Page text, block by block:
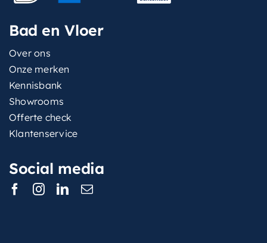
Bad en Vloer
Over ons
Onze merken
Kennisbank
Showrooms
Offerte check
Klantenservice
Social media